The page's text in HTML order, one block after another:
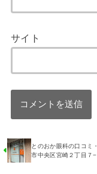
サイト
とのおか眼科の口コミ
市中央区宮崎２丁目７